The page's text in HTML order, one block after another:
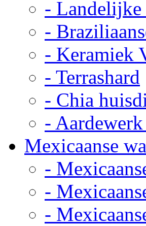
- Landelijke
-
- Keramiek
- Terrashard
- Chia
- Aardewerk
Mexicaanse
-
-
-